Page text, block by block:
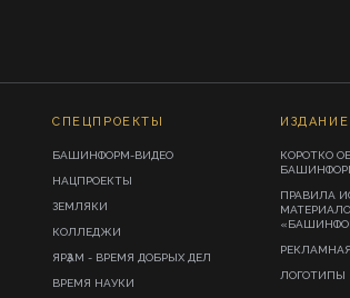
СПЕЦПРОЕКТЫ
БАШИНФОРМ-ВИДЕО
НАЦПРОЕКТЫ
ЗЕМЛЯКИ
КОЛЛЕДЖИ
ЯРҘАМ - ВРЕМЯ ДОБРЫХ ДЕЛ
ВРЕМЯ НАУКИ
ИЗДАНИЕ
КОРОТКО
ПРАВИЛА
ЛОГОТИПЫ